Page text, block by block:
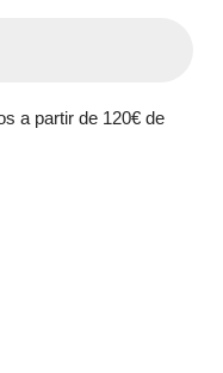
a partir de 120€ de